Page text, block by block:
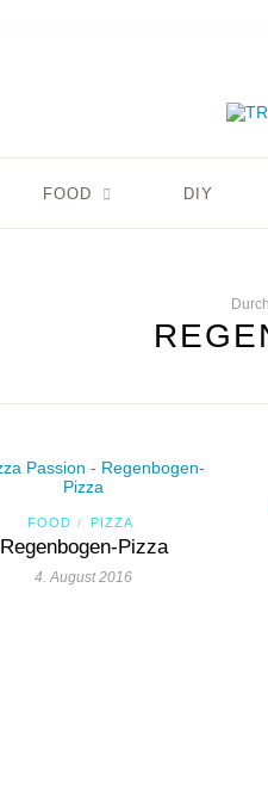
FOOD DIY
FOOD / PIZZA
Regenbogen-Pizza
4. August 2016